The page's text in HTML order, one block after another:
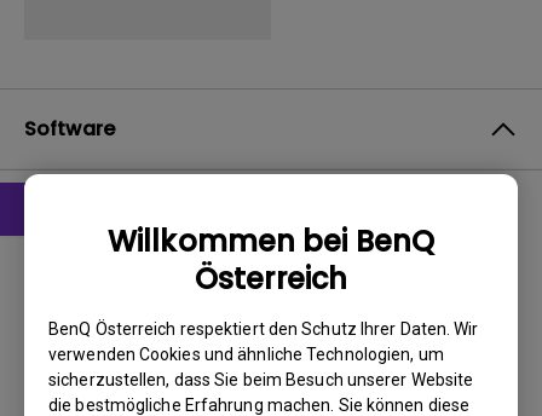
Willkommen bei BenQ
Österreich
BenQ Österreich respektiert den Schutz Ihrer Daten. Wir
verwenden Cookies und ähnliche Technologien, um
sicherzustellen, dass Sie beim Besuch unserer Website
die bestmögliche Erfahrung machen. Sie können diese
Software
BS:Windows7
OS Version:
Version:
MP